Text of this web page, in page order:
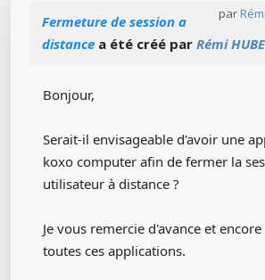
par
Fermeture de session a
distance a été créé par Rémi
Bonjour,
Serait-il envisageable d'avoir une
koxo computer afin de fermer la
utilisateur à distance ?
Je vous remercie d'avance et
toutes ces applications.